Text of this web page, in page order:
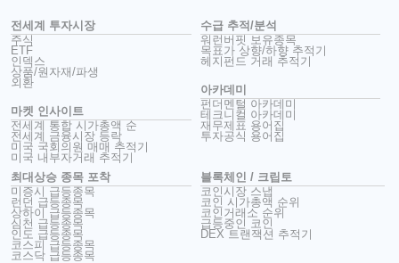
전세계 투자시장
주식
ETF
인덱스
상품/원자재/파생
외환
마켓 인사이트
전세계 통합 시가총액 순
전세계 금융시장 등락
미국 국회의원 매매 추적기
미국 내부자거래 추적기
수급 추적/분석
워런버핏 보유종목
목표가 상향/하향 추적기
헤지펀드 거래 추적기
아카데미
펀더멘털 아카데미
테크니컬 아카데미
재무제표 용어집
투자공식 용어집
최대상승 종목 포착
미증시 급등종목
런던 급등종목
상하이 급등종목
심천 급등종목
인도 급등종목
코스피 급등종목
코스닥 급등종목
블록체인 / 크립토
코인시장 스냅
코인 시가총액 순위
코인거래소 순위
급등중인 코인
DEX 트랜잭션 추적기